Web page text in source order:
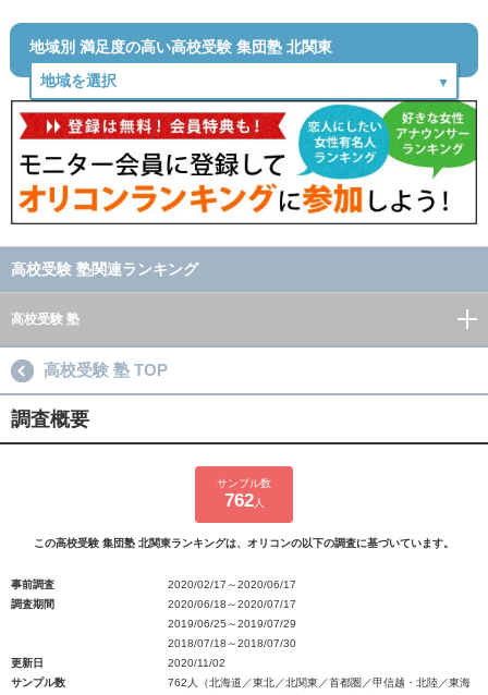
地域別 満足度の高い高校受験 集団塾 北関東
高校受験 塾関連ランキング
高校受験 塾
高校受験 塾 TOP
調査概要
サンプル数
762人
この高校受験 集団塾 北関東ランキングは、オリコンの以下の調査に基づいています。
事前調査
2020/02/17～2020/06/17
調査期間
2020/06/18～2020/07/17
2019/06/25～2019/07/29
2018/07/18～2018/07/30
更新日
2020/11/02
サンプル数
762人（北海道／東北／北関東／首都圏／甲信越・北陸／東海